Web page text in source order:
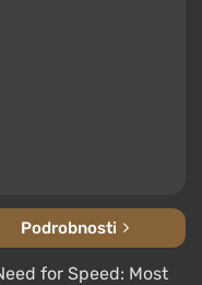
Podrobnosti
for Speed: Most